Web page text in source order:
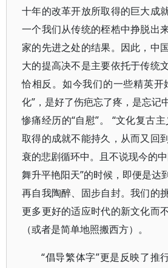
十年的改革开放所取得的巨大成
一个我们从传统的桎梏中挣脱出
家的先进之处的结果。因此，中
大的提高决不是主要依托于传统
恰相反。如今我们的一些精英开
化”，是好了伤疤忘了疼，是忘记
惨痛经历的“自慰”。 “文化复古
取得的成就不能持久，从而又回
衰的悲剧循环中。且不说现今的
舞升平艳阳天”的时候，即便是达
再自我陶醉、固步自封。我们的
更多更好的适应时代的新文化而
（或者是简单地照搬西方）。
“倡导繁体字”更是反映了推